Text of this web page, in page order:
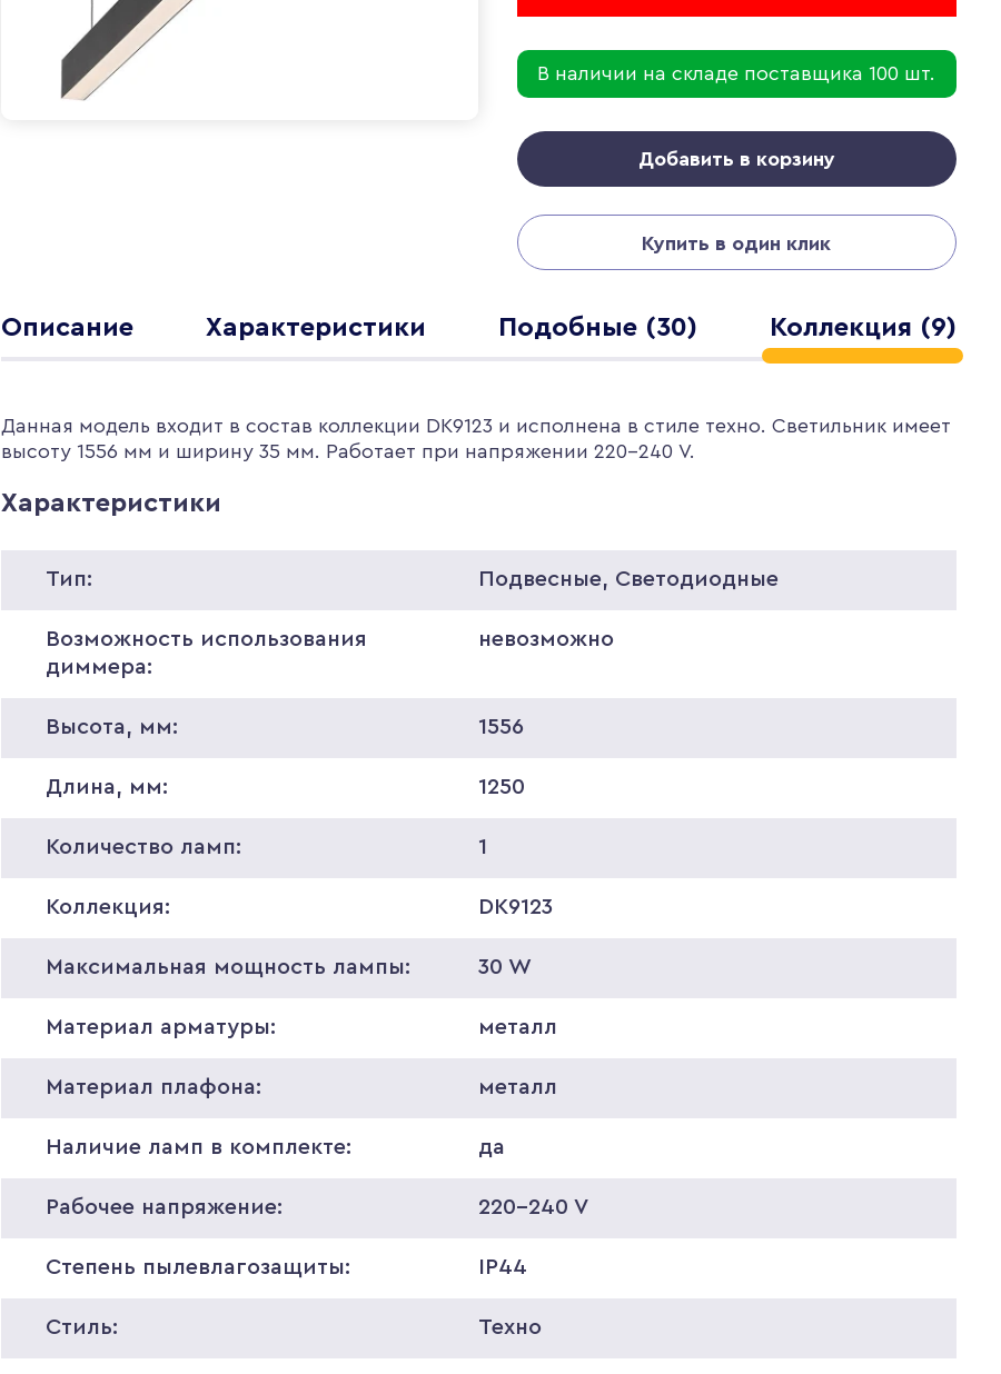
В наличии на складе поставщика 100 шт.
Добавить в корзину
Купить в один клик
Описание Характеристики Подобные (30) Коллекция (9)
Данная модель входит в состав коллекции DK9123 и исполнена в стиле техно. Светильник имеет
высоту 1556 мм и ширину 35 мм. Работает при напряжении 220-240 V.
Характеристики
Тип: Подвесные, Светодиодные
Возможность использования
диммера:
невозможно
Высота, мм: 1556
Длина, мм: 1250
Количество ламп: 1
Коллекция: DK9123
Максимальная мощность лампы: 30 W
Материал арматуры: металл
Материал плафона: металл
Наличие ламп в комплекте: да
Рабочее напряжение: 220-240 V
Степень пылевлагозащиты: IP44
Стиль: Техно